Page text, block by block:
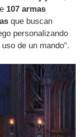
107 armas
que buscan
personalizando
de un mando".